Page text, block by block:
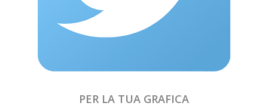
PER LA TUA GRAFICA